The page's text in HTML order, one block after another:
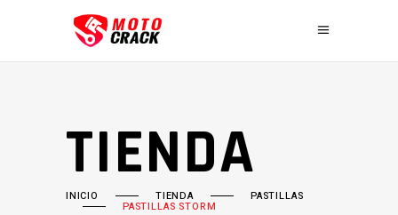
TIENDA
INICIO TIENDA PASTILLAS
PASTILLAS STORM